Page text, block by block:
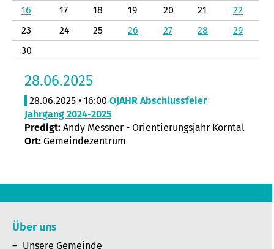
16
17 18 19 20 21
22
23
24 25 26 27 28
29
30
28.06.2025
28.06.2025 • 16:00 OJAHR Abschlussfeier
Jahrgang 2024-2025
Predigt: Andy Messner - Orientierungsjahr Korntal
Ort: Gemeindezentrum
Über uns
Unsere Gemeinde